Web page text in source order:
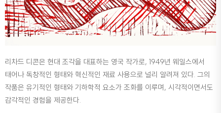
리차드 디콘은 현대 조각을 대표하는 영국 작가로, 1949년 웨일스에서
태어나 독창적인 형태와 혁신적인 재료 사용으로 널리 알려져 있다. 그의
작품은 유기적인 형태와 기하학적 요소가 조화를 이루며, 시각적이면서도
감각적인 경험을 제공한다.